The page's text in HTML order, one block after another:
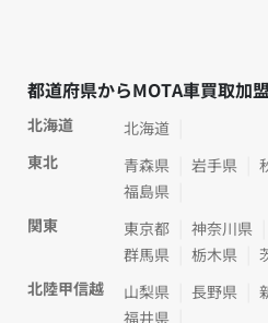
都道府県からMOTA車買取加
北海道
北海道
東北
青森県 岩手県
福島県
関東
東京都 神奈川県
群馬県
栃木県
北陸甲信越
山梨県 長野県
福井県